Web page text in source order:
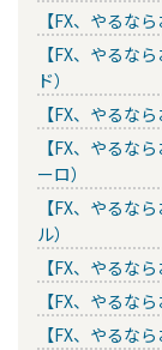
【FX、やるな
【FX、やるな
ド）
【FX、やるな
【FX、やるな
ーロ）
【FX、やるな
ル）
【FX、やるな
【FX、やるな
【FX、やるな